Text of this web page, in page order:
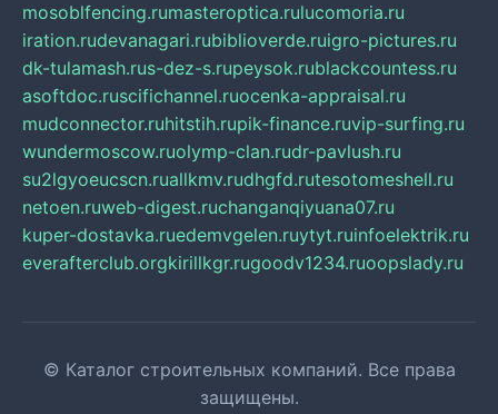
mosoblfencing.rumasteroptica.rulucomoria.ru
iration.rudevanagari.rubiblioverde.ruigro-pictures.ru
dk-tulamash.rus-dez-s.rupeysok.rublackcountess.ru
asoftdoc.ruscifichannel.ruocenka-appraisal.ru
mudconnector.ruhitstih.rupik-finance.ruvip-surfing.ru
wundermoscow.ruolymp-clan.rudr-pavlush.ru
su2lgyoeucscn.ruallkmv.rudhgfd.rutesotomeshell.ru
netoen.ruweb-digest.ruchanganqiyuana07.ru
kuper-dostavka.ruedemvgelen.ruytyt.ruinfoelektrik.ru
everafterclub.orgkirillkgr.rugoodv1234.ruoopslady.ru
© Каталог строительных компаний. Все права
защищены.